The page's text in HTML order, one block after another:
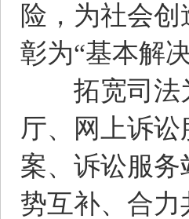
险，为社会
彰为“基本解
拓宽司法为
厅、网上诉
案、诉讼服
势互补、合力